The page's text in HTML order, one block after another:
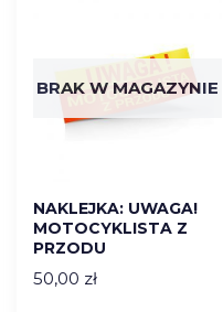
BRAK W MAGAZYNIE
NAKLEJKA: UWAGA!
MOTOCYKLISTA Z
PRZODU
50,00 zł